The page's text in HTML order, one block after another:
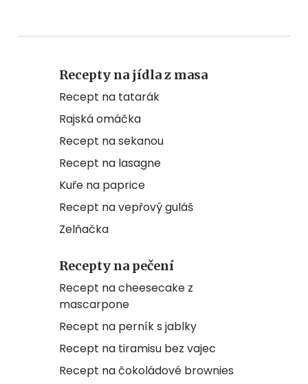
Recepty na jídla z masa
Recept na tatarák
Rajská omáčka
Recept na sekanou
Recept na lasagne
Kuře na paprice
Recept na vepřový guláš
Zelňačka
Recepty na pečení
Recept na cheesecake z
mascarpone
Recept na perník s jablky
Recept na tiramisu bez vajec
Recept na čokoládové brownies